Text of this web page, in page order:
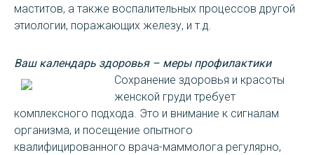
маститов, а также воспалительных процессов другой
этиологии, поражающих железу, и т.д.
Ваш календарь здоровья – меры профилактики
Сохранение здоровья и красоты
женской груди требует
комплексного подхода. Это и внимание к сигналам
организма, и посещение опытного
квалифицированного врача-маммолога регулярно,